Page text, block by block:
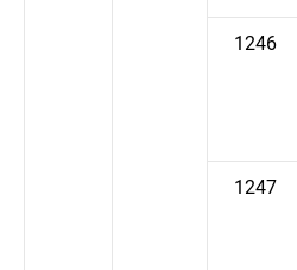
1246
1247